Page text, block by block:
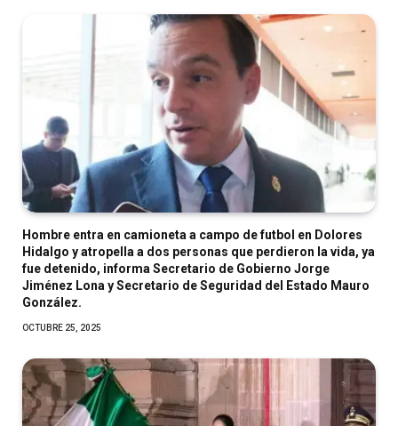
Hombre entra en camioneta a campo de futbol en Dolores
Hidalgo y atropella a dos personas que perdieron la vida, ya
fue detenido, informa Secretario de Gobierno Jorge
Jiménez Lona y Secretario de Seguridad del Estado Mauro
González.
OCTUBRE 25, 2025